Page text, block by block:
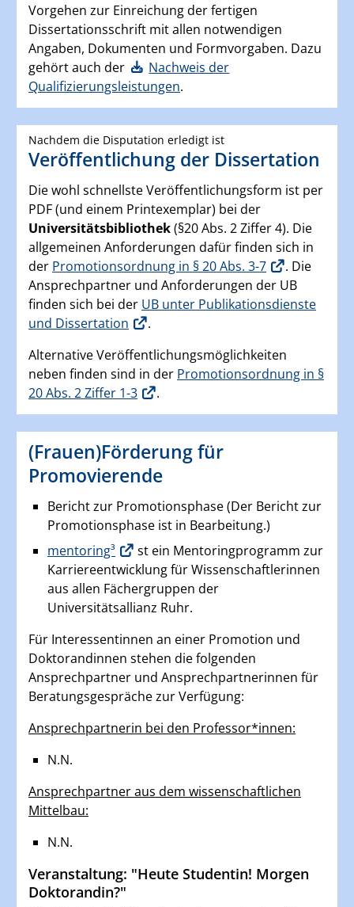
Vorgehen zur Einreichung der fertigen
Dissertationsschrift mit allen notwendigen
Angaben, Dokumenten und Formvorgaben. Dazu
gehört auch der
Nachweis der
Qualifizierungsleistungen.
Nachdem die Disputation erledigt ist
Veröffentlichung der Dissertation
Die wohl schnellste Veröffentlichungsform ist per
PDF (und einem Printexemplar) bei der
Universitätsbibliothek(§20 Abs. 2 Ziffer 4). Die
allgemeinen Anforderungen dafür finden sich in
der Promotionsordnung in § 20 Abs. 3-7
. Die
Ansprechpartner und Anforderungen der UB
finden sich bei der UB unter Publikationsdienste
und Dissertation
.
Alternative Veröffentlichungsmöglichkeiten
neben finden sind in der Promotionsordnung in §
20 Abs. 2 Ziffer 1-3
.
(Frauen)Förderung für
Promovierende
Bericht zur Promotionsphase (Der Bericht zur
Promotionsphase ist in Bearbeitung.)
mentoring³
st ein Mentoringprogramm zur
Karriereentwicklung für Wissenschaftlerinnen
aus allen Fächergruppen der
Universitätsallianz Ruhr.
Für Interessentinnen an einer Promotion und
Doktorandinnen stehen die folgenden
Ansprechpartner und Ansprechpartnerinnen für
Beratungsgespräche zur Verfügung:
Ansprechpartnerin bei den Professor*innen:
N.N.
Ansprechpartner aus dem wissenschaftlichen
Mittelbau:
N.N.
Veranstaltung: "Heute Studentin! Morgen
Doktorandin?"